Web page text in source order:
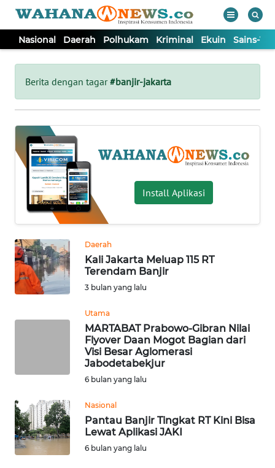
Nasional Daerah Polhukam Kriminal Ekuin Sains-
Berita dengan tagar#banjir-jakarta
Install Aplikasi
Daerah
Kali Jakarta Meluap 115 RT
Terendam Banjir
3 bulan yang lalu
Utama
MARTABAT Prabowo-Gibran Nilai
Flyover Daan Mogot Bagian dari
Visi Besar Aglomerasi
Jabodetabekjur
6 bulan yang lalu
Nasional
Pantau Banjir Tingkat RT Kini Bisa
Lewat Aplikasi JAKI
6 bulan yang lalu
Tutup
NASIONAL
DAERAH
POLHUKAM
KRIMINAL
EKUIN
SAINS-TEKNO
INTERNASIONAL
PENDIDIKAN
OLAHRAGA